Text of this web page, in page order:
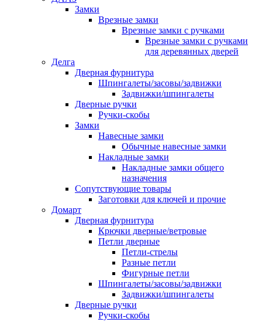
Замки
Врезные замки
Врезные замки с ручками
Врезные замки с ручками
для деревянных дверей
Делга
Дверная фурнитура
Шпингалеты/засовы/задвижки
Задвижки/шпингалеты
Дверные ручки
Ручки-скобы
Замки
Навесные замки
Обычные навесные замки
Накладные замки
Накладные замки общего
назначения
Сопутствующие товары
Заготовки для ключей и прочие
Домарт
Дверная фурнитура
Крючки дверные/ветровые
Петли дверные
Петли-стрелы
Разные петли
Фигурные петли
Шпингалеты/засовы/задвижки
Задвижки/шпингалеты
Дверные ручки
Ручки-скобы